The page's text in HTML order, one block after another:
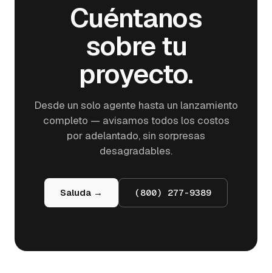
Cuéntanos
sobre tu
proyecto.
Desde un solo agente hasta un lanzamiento
completo — avisamos todos los costos
por adelantado, sin sorpresas
desagradables.
Saluda → (800) 277-9389